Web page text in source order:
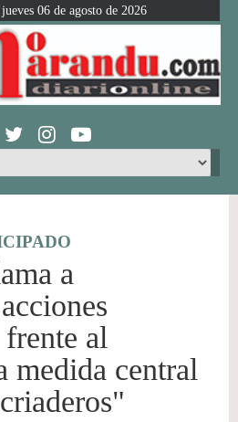
06 de agosto de 2026
a
al
medida central